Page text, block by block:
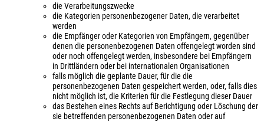
die Verarbeitungszwecke
die Kategorien personenbezogener Daten, die verarbeitet
werden
die Empfänger oder Kategorien von Empfängern, gegenüber
denen die personenbezogenen Daten offengelegt worden sind
oder noch offengelegt werden, insbesondere bei Empfängern
in Drittländern oder bei internationalen Organisationen
falls möglich die geplante Dauer, für die die
personenbezogenen Daten gespeichert werden, oder, falls dies
nicht möglich ist, die Kriterien für die Festlegung dieser Dauer
das Bestehen eines Rechts auf Berichtigung oder Löschung der
sie betreffenden personenbezogenen Daten oder auf